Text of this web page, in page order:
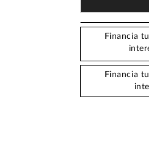
Financia
Financia